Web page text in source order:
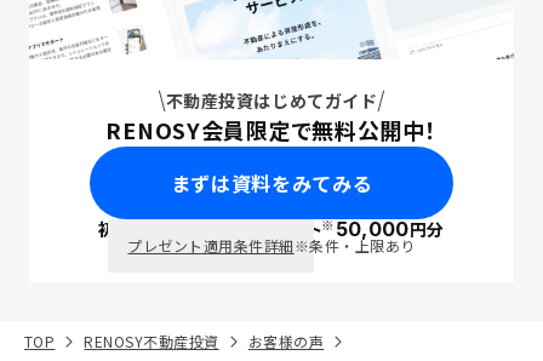
不動産投資はじめてガイド
RENOSY会員限定で無料公開中！
まずは資料をみてみる
初回面談で ポイント※50,000円分
プレゼント適用条件詳細※条件・上限あり
TOP RENOSY不動産投資
お客様の声